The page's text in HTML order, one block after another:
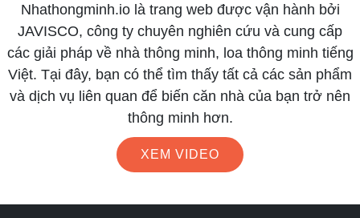
Nhathongminh.io là trang web được vận hành bởi
JAVISCO, công ty chuyên nghiên cứu và cung cấp
các giải pháp về nhà thông minh, loa thông minh tiếng
Việt. Tại đây, bạn có thể tìm thấy tất cả các sản phẩm
và dịch vụ liên quan để biến căn nhà của bạn trở nên
thông minh hơn.
XEM VIDEO